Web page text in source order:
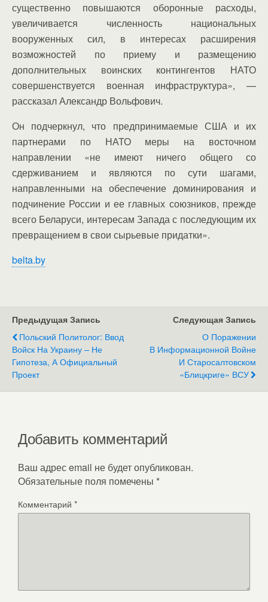
существенно повышаются оборонные расходы,
увеличивается численность национальных
вооруженных сил, в интересах расширения
возможностей по приему и размещению
дополнительных воинских контингентов НАТО
совершенствуется военная инфраструктура», —
рассказал Александр Вольфович.
Он подчеркнул, что предпринимаемые США и их
партнерами по НАТО меры на восточном
направлении «не имеют ничего общего со
сдерживанием и являются по сути шагами,
направленными на обеспечение доминирования и
подчинение России и ее главных союзников, прежде
всего Беларуси, интересам Запада с последующим их
превращением в свои сырьевые придатки».
belta.by
Предыдущая Запись
Польский Политолог: Ввод
Войск На Украину – Не
Гипотеза, А Официальный
Проект
Следующая Запись
О Поражении
В Информационной Войне
И Старосалтовском
«блицкриге» ВСУ
Добавить комментарий
Ваш адрес email не будет опубликован.
Обязательные поля помечены *
Комментарий *